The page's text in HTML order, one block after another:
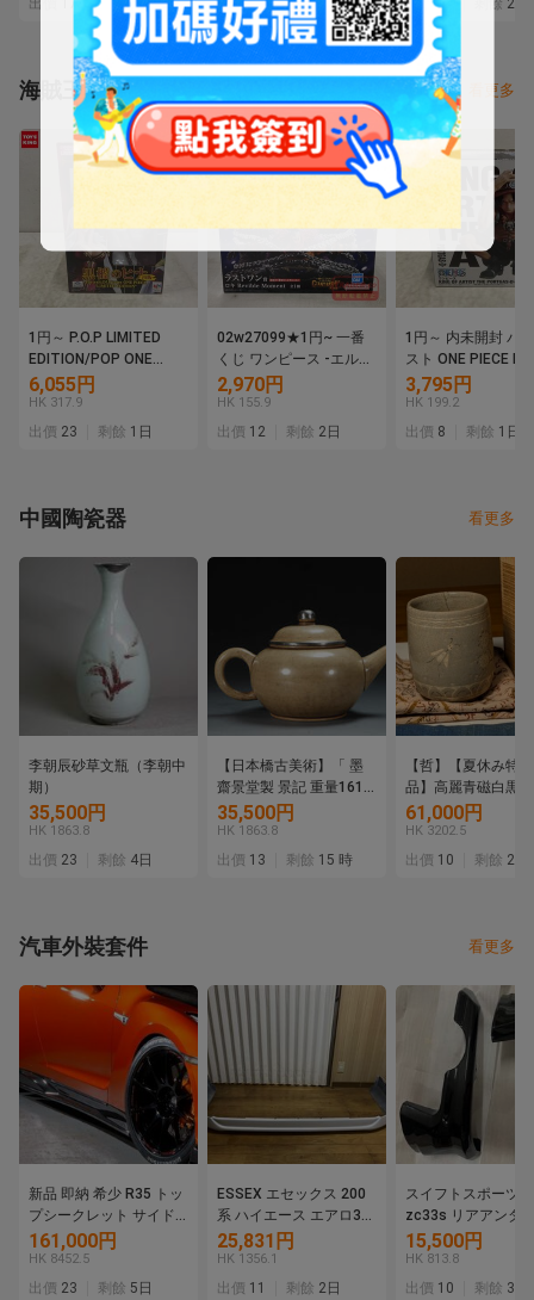
出價 剩餘5日 出價13 剩餘 2日 出價12 剩餘 2日
海賊王 看更多
1円～ P.O.P LIMITED
EDITION/POP ONE
PIECE 黒檻のヒナ 再販
6,055円
HK 317.9
出價 23 剩餘 1日
02w27099★1円~ 一番
くじ ワンピース -エルバ
フ編- GIANT BASH!!
Vol.1 ラストワン賞 ロキ
※未開封 フィギュア 中
2,970円
HK 155.9
出價 12 剩餘 2日
1円～ 内未開封 バ
スト ONE PIECE
ARTIST THE
PORTGAS・D・
3,795円
HK 199.2
出價 8 剩餘 1日
中國陶瓷器 看更多
李朝辰砂草文瓶（李朝中
期）
35,500円
HK 1863.8
出價 23 剩餘 4日
【日本橋古美術】「 墨
齋景堂製 景記 重量161g
」朱泥 紫砂 壺 宜興 紫砂
壷 茶壺 煎茶 急須 孟臣
紫泥 水平 清 明 紫砂壺
35,500円
HK 1863.8
出價 13 剩餘 15 時
【哲】【夏休み特
品】高麗青磁白黒
と菊花文筒茶碗（
代・13世紀）
61,000円
HK 3202.5
出價 10 剩餘 2日
汽車外裝套件 看更多
新品 即納 希少 R35 トッ
プシークレット サイド
ディフューザー サイド
ステップ カーボン
TOPSECRET GT-R
161,000円
HK 8452.5
出價 23 剩餘 5日
ESSEX エセックス 200
系 ハイエース エアロ3点
セット フロントスポイ
ラー サイドライナー フ
リッパー 売り切り
25,831円
HK 1356.1
出價 11 剩餘 2日
スイフトスポーツ
zc33s リアアンダ
ニッシュ 純正オ
ン品 黒 新品
15,500円
HK 813.8
出價 10 剩餘 3日